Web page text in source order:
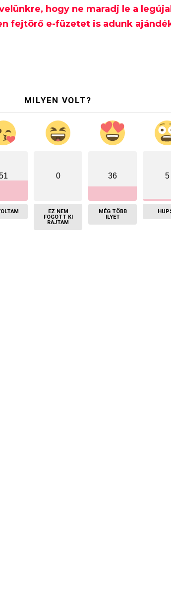
hogy ne maradj le a
fejtörő e-füzetet is adunk
MILYEN VOLT?
0
EZ NEM
FOGOTT KI
RAJTAM
36
MÉG TÖBB
ILYET
5